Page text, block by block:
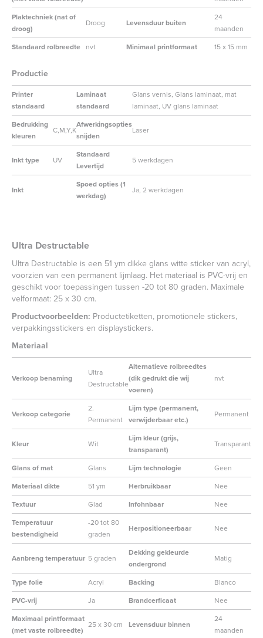
Plaktechniek (nat of
droog)
Droog Levensduur buiten
24
maanden
Standaard rolbreedte nvt Minimaal printformaat 15 x 15 mm
Productie
Printer
standaard
Laminaat
standaard
Glans vernis, Glans laminaat, mat
laminaat, UV glans laminaat
Bedrukking
kleuren
C,M,Y,K
Afwerkingsopties
snijden
Laser
Inkt type UV
Standaard
Levertijd
5 werkdagen
Inkt
Spoed opties (1
werkdag)
Ja, 2 werkdagen
Ultra Destructable
Ultra Destructable is een 51 ym dikke glans witte sticker van acryl,
voorzien van een permanent lijmlaag. Het materiaal is PVC-vrij en
geschikt voor toepassingen tussen -20 tot 80 graden. Maximale
velformaat: 25 x 30 cm.
Productvoorbeelden: Productetiketten, promotionele stickers,
verpakkingsstickers en displaystickers.
Materiaal
Verkoop benaming
Ultra
Destructable
Alternatieve rolbreedtes
(dik gedrukt die wij
voeren)
nvt
Verkoop categorie
2.
Permanent
Lijm type (permanent,
verwijderbaar etc.)
Permanent
Kleur Wit
Lijm kleur (grijs,
transparant)
Transparant
Glans of mat Glans Lijm technologie
Geen
Materiaal dikte
51 ym Herbruikbaar
Nee
Textuur
Glad Infohnbaar
Nee
Temperatuur
bestendigheid
-20 tot 80
graden
Herpositioneerbaar Nee
Aanbreng temperatuur 5 graden
Dekking gekleurde
ondergrond
Matig
Type folie Acryl Backing
Blanco
PVC-vrij
Ja Brandcerficaat
Nee
Maximaal printformaat
(met vaste rolbreedte)
25 x 30 cm Levensduur binnen
24
maanden